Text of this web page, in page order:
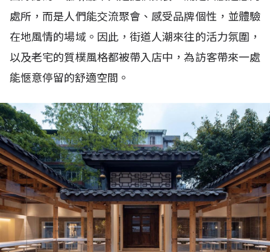
處所，而是人們能交流聚會、感受品牌個性，並體驗
在地風情的場域。因此，街道人潮來往的活力氛圍，
以及老宅的質樸風格都被帶入店中，為訪客帶來一處
能愜意停留的舒適空間。